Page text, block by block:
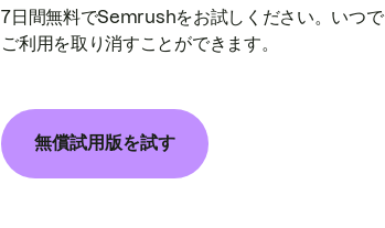
7日間無料でSemrushをお試しください。いつ
ご利用を取り消すことができます。
無償試用版を試す